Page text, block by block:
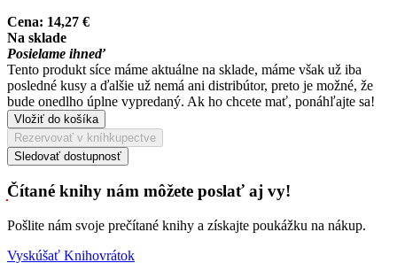
Cena: 14,27 €
Na sklade
Posielame ihneď
Tento produkt síce máme aktuálne na sklade, máme však už iba
posledné kusy a ďalšie už nemá ani distribútor, preto je možné, že
bude onedlho úplne vypredaný. Ak ho chcete mať, ponáhľajte sa!
Vložiť do košíka
Rezervovať v kníhkupectve
Sledovať dostupnosť
Čítané knihy nám môžete poslať aj vy!
Pošlite nám svoje prečítané knihy a získajte poukážku na nákup.
Vyskúšať Knihovrátok